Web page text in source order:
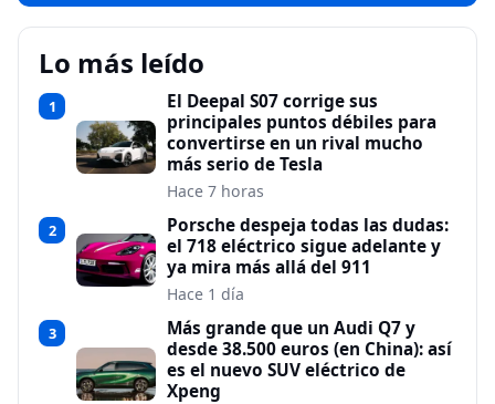
Lo más leído
1
El Deepal S07 corrige sus
principales puntos débiles para
convertirse en un rival mucho
más serio de Tesla
Hace 7 horas
2
Porsche despeja todas las dudas:
el 718 eléctrico sigue adelante y
ya mira más allá del 911
Hace 1 día
3
Más grande que un Audi Q7 y
desde 38.500 euros (en China): así
es el nuevo SUV eléctrico de
Xpeng